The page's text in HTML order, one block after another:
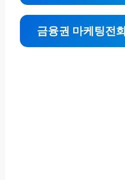
금융권 마케팅전